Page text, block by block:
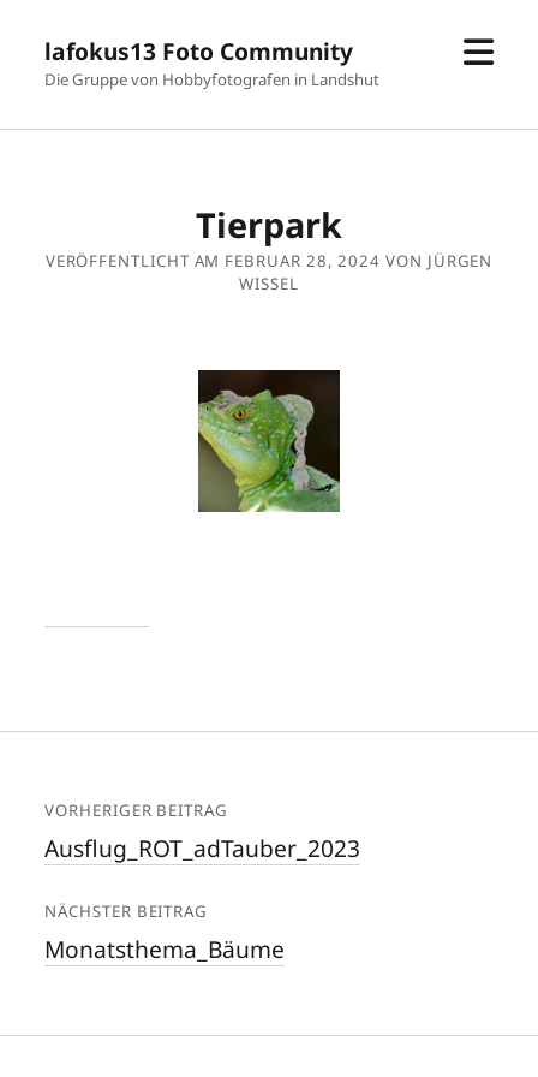
lafokus13 Foto Community
Die Gruppe von Hobbyfotografen in Landshut
Tierpark
VERÖFFENTLICHT AM FEBRUAR 28, 2024 VON JÜRGEN
WISSEL
VORHERIGER BEITRAG
Ausflug_ROT_adTauber_2023
NÄCHSTER BEITRAG
Monatsthema_Bäume